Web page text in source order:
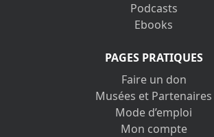
Podcasts
Ebooks
PAGES PRATIQUES
Faire un don
Musées et Partenaires
Mode d’emploi
Mon compte